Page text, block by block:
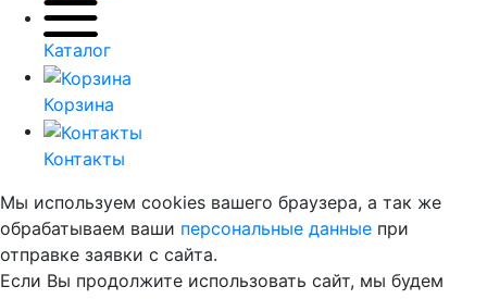
Каталог
Корзина
Контакты
Мы используем cookies вашего браузера, а так же
обрабатываем ваши персональные данные при
отправке заявки с сайта.
Если Вы продолжите использовать сайт, мы будем